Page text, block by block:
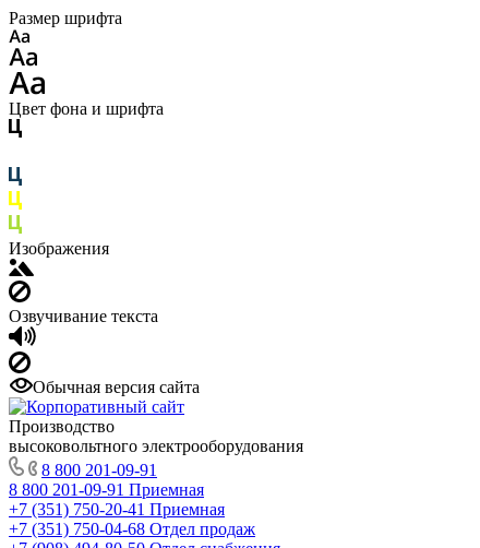
Размер шрифта
Цвет фона и шрифта
Изображения
Озвучивание текста
Обычная версия сайта
Производство
высоковольтного электрооборудования
8 800 201-09-91
8 800 201-09-91 Приемная
+7 (351) 750-20-41 Приемная
+7 (351) 750-04-68 Отдел продаж